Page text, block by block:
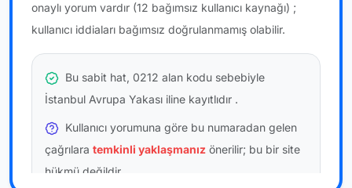
onaylı yorum vardır (12 bağımsız kullanıcı kaynağı) ;
kullanıcı iddiaları bağımsız doğrulanmamış olabilir.
Bu sabit hat, 0212 alan kodu sebebiyle
İstanbul Avrupa Yakası iline kayıtlıdır .
Kullanıcı yorumuna göre bu numaradan gelen
çağrılara temkinli yaklaşmanız önerilir; bu bir site
hükmü değildir.